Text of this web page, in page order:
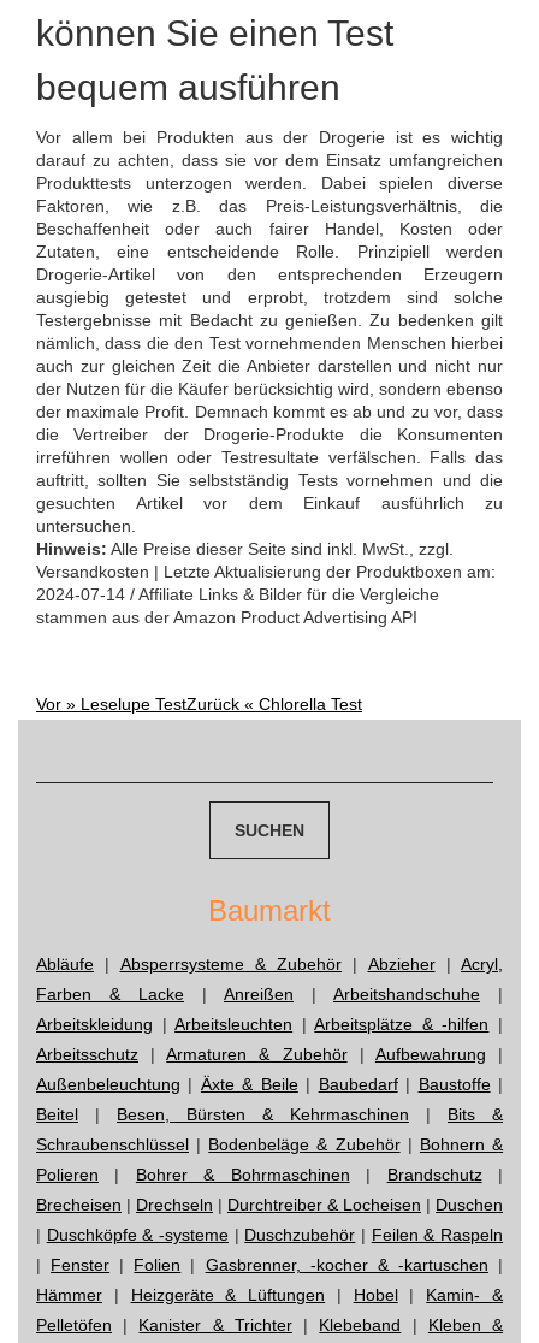
können Sie einen Test
bequem ausführen
Vor allem bei Produkten aus der Drogerie ist es wichtig
darauf zu achten, dass sie vor dem Einsatz umfangreichen
Produkttests unterzogen werden. Dabei spielen diverse
Faktoren, wie z.B. das Preis-Leistungsverhältnis, die
Beschaffenheit oder auch fairer Handel, Kosten oder
Zutaten, eine entscheidende Rolle. Prinzipiell werden
Drogerie-Artikel von den entsprechenden Erzeugern
ausgiebig getestet und erprobt, trotzdem sind solche
Testergebnisse mit Bedacht zu genießen. Zu bedenken gilt
nämlich, dass die den Test vornehmenden Menschen hierbei
auch zur gleichen Zeit die Anbieter darstellen und nicht nur
der Nutzen für die Käufer berücksichtig wird, sondern ebenso
der maximale Profit. Demnach kommt es ab und zu vor, dass
die Vertreiber der Drogerie-Produkte die Konsumenten
irreführen wollen oder Testresultate verfälschen. Falls das
auftritt, sollten Sie selbstständig Tests vornehmen und die
gesuchten Artikel vor dem Einkauf ausführlich zu
untersuchen.
Hinweis: Alle Preise dieser Seite sind inkl. MwSt., zzgl.
Versandkosten | Letzte Aktualisierung der Produktboxen am:
2024-07-14 / Affiliate Links & Bilder für die Vergleiche
stammen aus der Amazon Product Advertising API
Post
Vor » Leselupe TestZurück « Chlorella Test
Baumarkt
Abläufe | Absperrsysteme & Zubehör | Abzieher| Acryl,
Farben & Lacke | Anreißen | Arbeitshandschuhe |
Arbeitskleidung |Arbeitsleuchten |Arbeitsplätze & -hilfen |
Arbeitsschutz |Armaturen & Zubehör| Aufbewahrung |
Außenbeleuchtung | Äxte & Beile| Baubedarf| Baustoffe|
Beitel | Besen, Bürsten & Kehrmaschinen | Bits &
Schraubenschlüssel | Bodenbeläge & Zubehör| Bohnern &
Polieren | Bohrer & Bohrmaschinen | Brandschutz|
Brecheisen | Drechseln | Durchtreiber & Locheisen | Duschen
| Duschköpfe & -systeme | Duschzubehör | Feilen & Raspeln
| Fenster | Folien | Gasbrenner, -kocher & -kartuschen |
Hämmer | Heizgeräte & Lüftungen | Hobel| Kamin- &
Pelletöfen | Kanister & Trichter| Klebeband | Kleben &